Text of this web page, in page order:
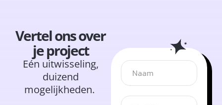
Vertel ons over
je project
Eén uitwisseling,
duizend
mogelijkheden.